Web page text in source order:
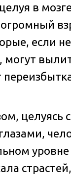
в
если не
могут
целуясь с